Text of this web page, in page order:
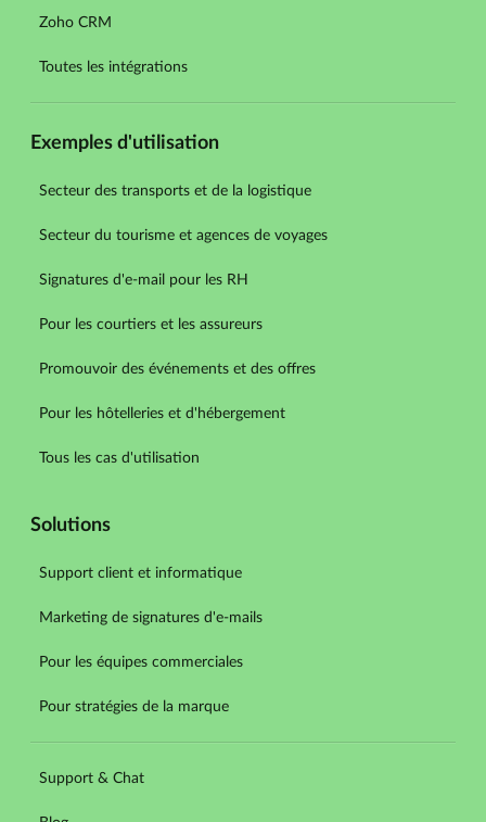
Zoho CRM
Toutes les intégrations
Exemples d'utilisation
Secteur des transports et de la logistique
Secteur du tourisme et agences de voyages
Signatures d'e-mail pour les RH
Pour les courtiers et les assureurs
Promouvoir des événements et des offres
Pour les hôtelleries et d'hébergement
Tous les cas d'utilisation
Solutions
Support client et informatique
Marketing de signatures d'e-mails
Pour les équipes commerciales
Pour stratégies de la marque
Support & Chat